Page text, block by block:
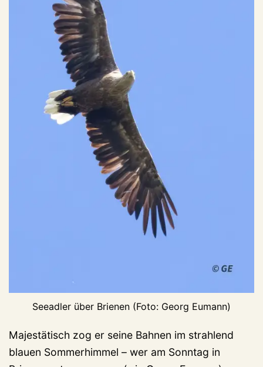
Seeadler über Brienen (Foto: Georg Eumann)
Majestätisch zog er seine Bahnen im strahlend
blauen Sommerhimmel – wer am Sonntag in